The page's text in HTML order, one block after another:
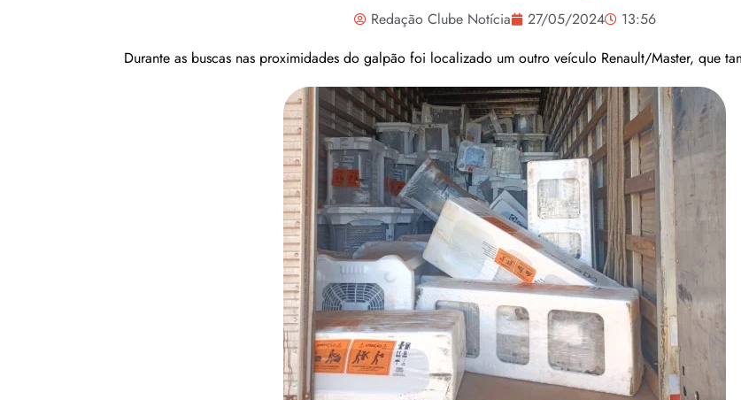
Redação Clube Notícia 27/05/2024
13:56
Durante as buscas nas proximidades do galpão foi localizado um outro veículo Renault/Master, que